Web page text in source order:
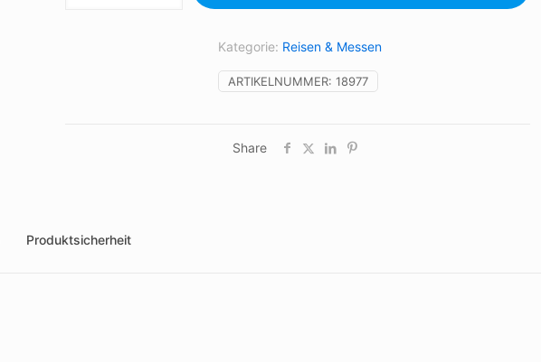
ARTIKELNUMMER: 18977
Kategorie: Reisen & Messen
Share
Produktsicherheit